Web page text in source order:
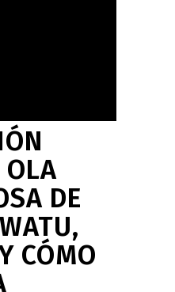
OLA
DE
CÓMO